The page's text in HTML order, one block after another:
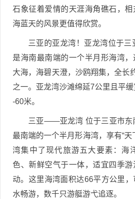
石象征着爱情的天涯海角礁石，
海蓝天的风景更值得欣赏。
三亚的亚龙湾！亚龙湾位于三
是海南最南端的一个半月形海湾
大海，海碧天澄，沙鸥翔集，全长
之一。亚龙湾沙滩绵延7公里且平
-60米。
三亚——亚龙湾 位于三亚市东
最南端的一个半月形海湾，享有“天
湾集中了现代旅游五大要素：海
色、新鲜空气于一体，适宜四季
动。这里海湾面积达66平方公里
水畅游，数千只游艇游弋追逐。